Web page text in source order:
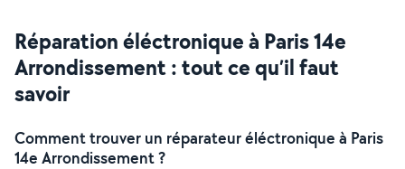
Réparation éléctronique à Paris 14e
Arrondissement : tout ce qu’il faut
savoir
Comment trouver un réparateur éléctronique à Paris
14e Arrondissement ?